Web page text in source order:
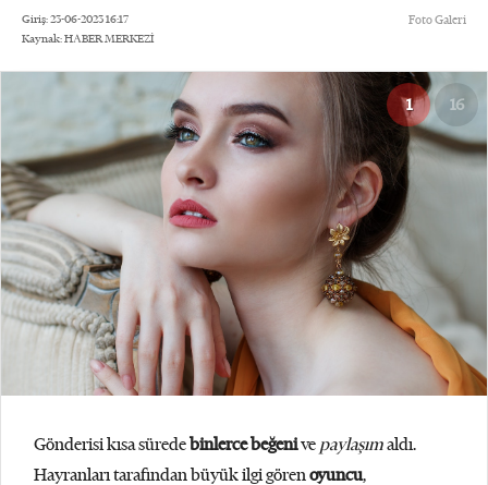
Giriş: 23-06-2023 16:17
Kaynak: HABER MERKEZİ
Foto Galeri
1 16
Gönderisi kısa süredebinlerce beğenive paylaşımaldı.
Hayranları tarafından büyük ilgi görenoyuncu,